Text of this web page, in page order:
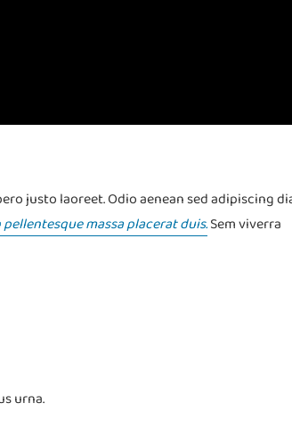
justo laoreet. Odio aenean sed adipiscing
massa placerat duis.Sem viverra
urna.